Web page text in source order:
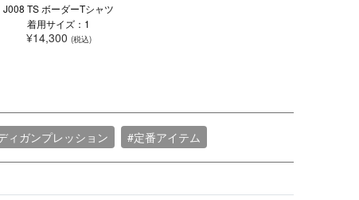
J008 TS ボーダーTシャツ
着用サイズ：1
¥14,300 (税込)
ィガンプレッション #定番アイテム